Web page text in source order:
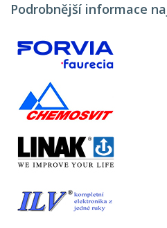
Podrobnější informace